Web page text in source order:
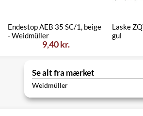
Endestop AEB 35 SC/1, beige
- Weidmüller
9,40 kr.
Laske
gul
Se alt fra mærket
Weidmüller